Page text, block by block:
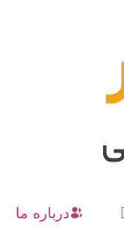
درباره ما